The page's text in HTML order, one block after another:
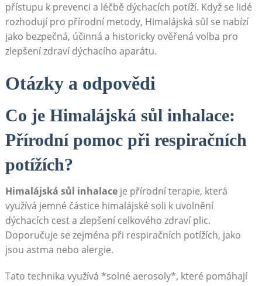
přístupu k prevenci a léčbě dýchacích potíží. Když se lidé
rozhodují pro přírodní metody, Himalájská sůl se nabízí
jako bezpečná, účinná a historicky ověřená volba pro
zlepšení zdraví dýchacího aparátu.
Otázky a odpovědi
Co je Himalájská sůl inhalace:
Přírodní pomoc při respiračních
potížích?
Himalájská sůl inhalaceje přírodní terapie, ⁤která
využívá jemné částice ⁢himalájské soli k ​uvolnění
‍dýchacích cest a‍ zlepšení celkového zdraví plic.
Doporučuje se ​zejména při ⁢respiračních potížích, jako
jsou astma nebo alergie.
Tato‍ technika využívá *solné aerosoly*, které pomáhají